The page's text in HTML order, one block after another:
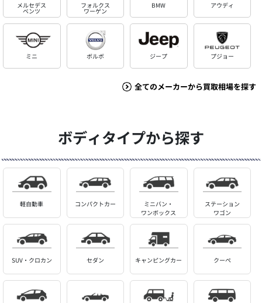
メルセデス
ベンツ
フォルクス
ワーゲン
BMW アウディ
ミニ ボルボ ジープ プジョー
全てのメーカーから買取相場を探す
ボディタイプから探す
軽自動車 コンパクトカー
ミニバン・
ワンボックス
ステーション
ワゴン
SUV・クロカン セダン キャンピングカー クーペ